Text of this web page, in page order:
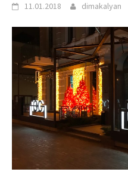
11.01.2018 dimakalyan